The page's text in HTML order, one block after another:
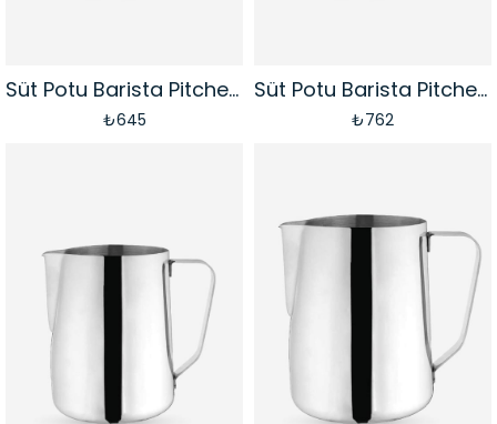
Süt Potu Barista Pitcher - Paslanmaz Çelik | 350 ml
₺645
Süt Potu Barista Pitcher - Paslanmaz Çelik | 500 ml
₺762